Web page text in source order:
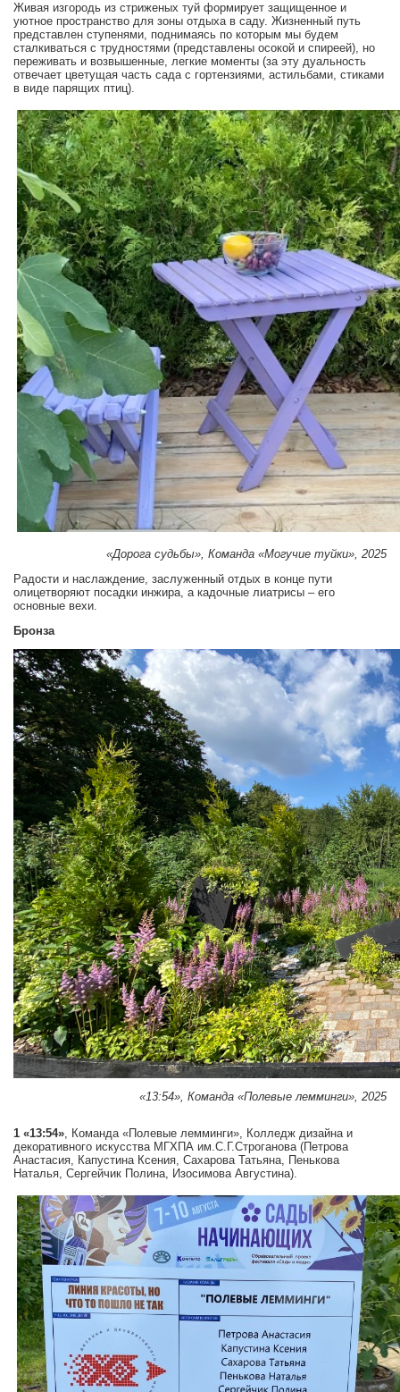
Живая изгородь из стриженых туй формирует защищенное и
уютное пространство для зоны отдыха в саду. Жизненный путь
представлен ступенями, поднимаясь по которым мы будем
сталкиваться с трудностями (представлены осокой и спиреей), но
переживать и возвышенные, легкие моменты (за эту дуальность
отвечает цветущая часть сада с гортензиями, астильбами, стиками
в виде парящих птиц).
«Дорога судьбы», Команда «Могучие туйки», 2025
Радости и наслаждение, заслуженный отдых в конце пути
олицетворяют посадки инжира, а кадочные лиатрисы – его
основные вехи.
Бронза
«13:54», Команда «Полевые лемминги», 2025
1 «13:54», Команда «Полевые лемминги», Колледж дизайна и
декоративного искусства МГХПА им.С.Г.Строганова (Петрова
Анастасия, Капустина Ксения, Сахарова Татьяна, Пенькова
Наталья, Сергейчик Полина, Изосимова Августина).